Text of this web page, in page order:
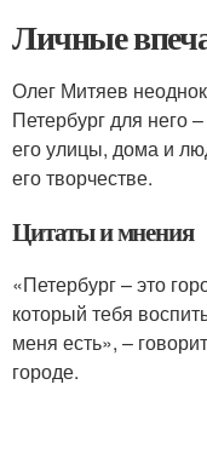
Личные
Олег Митяев
Петербург для него
его улицы, дома и
его творчестве.
Цитаты и мнения
«Петербург – это
который тебя
меня есть», –
городе.